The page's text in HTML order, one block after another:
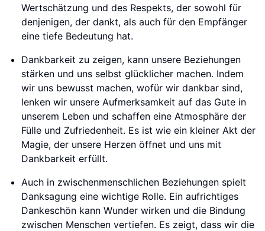
Wertschätzung und des Respekts, der sowohl für
denjenigen, der dankt, als auch für den Empfänger
eine tiefe Bedeutung hat.
Dankbarkeit zu zeigen, kann unsere Beziehungen
stärken und uns selbst glücklicher machen. Indem
wir uns bewusst machen, wofür wir dankbar sind,
lenken wir unsere Aufmerksamkeit auf das Gute in
unserem Leben und schaffen eine Atmosphäre der
Fülle und Zufriedenheit. Es ist wie ein kleiner Akt der
Magie, der unsere Herzen öffnet und uns mit
Dankbarkeit erfüllt.
Auch in zwischenmenschlichen Beziehungen spielt
Danksagung eine wichtige Rolle. Ein aufrichtiges
Dankeschön kann Wunder wirken und die Bindung
zwischen Menschen vertiefen. Es zeigt, dass wir die